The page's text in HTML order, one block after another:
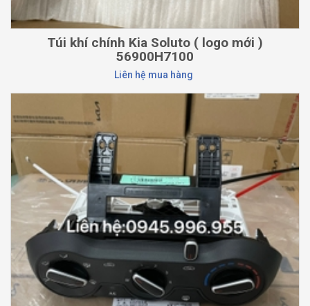
Túi khí chính Kia Soluto ( logo mới )
56900H7100
Liên hệ mua hàng